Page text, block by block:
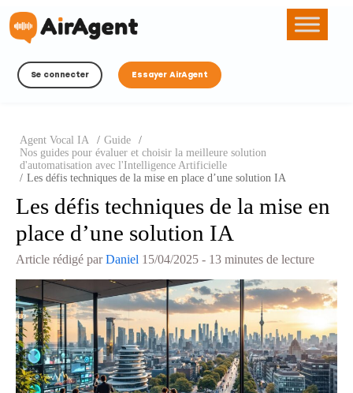
Se connecter Essayer AirAgent
Agent Vocal IA / Guide
/
Nos guides pour évaluer et choisir la meilleure solution
d'automatisation avec l'Intelligence Artificielle
/ Les défis techniques de la mise en place d’une solution IA
Les défis techniques de la mise en
place d’une solution IA
Article rédigé parDaniel 15/04/2025 - 13 minutes de lecture